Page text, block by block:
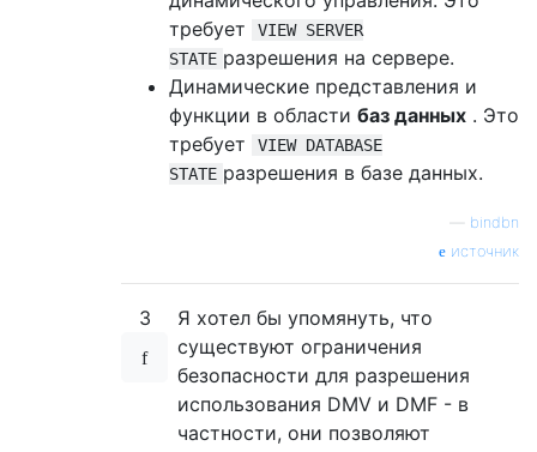
требует
VIEW SERVER
STATE разрешения на сервере.
Динамические представления и
функции в области баз данных . Это
требует
VIEW DATABASE
STATE разрешения в базе данных.
bindbn
источник
3
Я хотел бы упомянуть, что
существуют ограничения
безопасности для разрешения
использования DMV и DMF - в
частности, они позволяют